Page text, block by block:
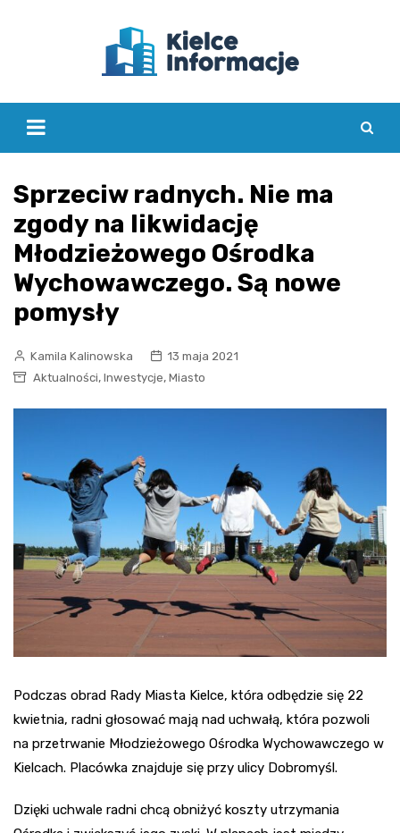
Sprzeciw radnych. Nie ma
zgody na likwidację
Młodzieżowego Ośrodka
Wychowawczego. Są nowe
pomysły
Kamila Kalinowska
13 maja 2021
Aktualności, Inwestycje, Miasto
Podczas obrad Rady Miasta Kielce, która odbędzie się 22
kwietnia, radni głosować mają nad uchwałą, która pozwoli
na przetrwanie Młodzieżowego Ośrodka Wychowawczego w
Kielcach. Placówka znajduje się przy ulicy Dobromyśl.
Dzięki uchwale radni chcą obniżyć koszty utrzymania